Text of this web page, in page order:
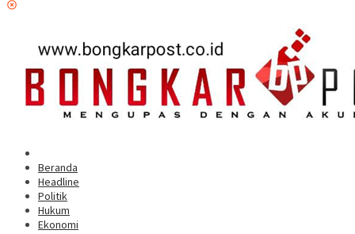
Beranda
Headline
Politik
Hukum
Ekonomi